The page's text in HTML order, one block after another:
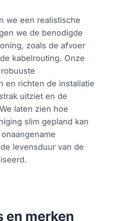
we een realistische
we de benodigde
zoals de afvoer
kabelrouting. Onze
en richten de installatie
uitziet en de
laten zien hoe
slim gepland kan
levensduur van de
en merken